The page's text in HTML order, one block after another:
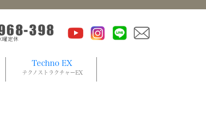
Techno EX
テクノストラクチャーEX